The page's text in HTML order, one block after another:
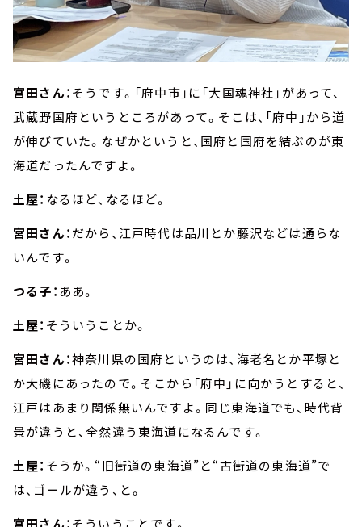
宮田さん：そうです。「府中市」に「大国魂神社」があって、
武蔵野国府というところがあって。そこは、「府中」から道
が伸びていた。なぜかというと、国府と国府を結ぶのが東
海道だったんですよ。
土屋： なるほど、なるほど。
宮田さん：だから、江戸時代は品川とか藤沢などは通らな
いんです。
つる子： ああ。
土屋： そういうことか。
宮田さん：神奈川県の国府というのは、海老名とか平塚と
か大磯にあったので。そこから「府中」に向かうとすると、
江戸はあまり関係無いんですよ。同じ東海道でも、時代背
景が違うと、全然違う東海道になるんです。
土屋： そうか。“旧街道の東海道”と“古街道の東海道”で
は、ゴールが違う、と。
宮田さん：そういうことです。